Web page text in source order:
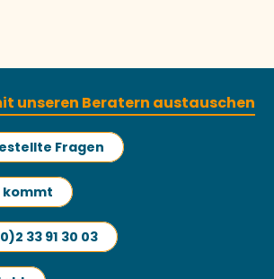
unseren Beratern austauschen
Fragen
kommt
33 91 30 03